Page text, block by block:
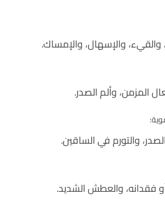
والقيء، والإسهال، والإمساك.
المزمن، وألم الصدر.
والتورم في الساقين.
فقدانه، والعطش الشديد.